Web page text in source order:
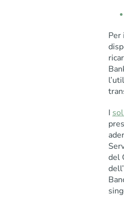
Per
I
del